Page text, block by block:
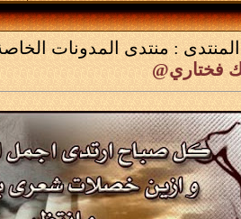
المنتدى : منتدى المدونات
فختاري@